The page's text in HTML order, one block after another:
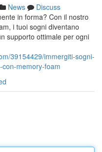
News
Discuss
in forma? Con il nostro
i tuoi sogni diventano
supporto ottimale per ogni
39154429/immergiti-sogni-
memory-foam